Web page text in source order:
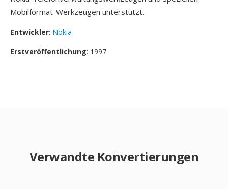
Mobilformat-Werkzeugen unterstützt.
Entwickler: Nokia
Erstveröffentlichung: 1997
Verwandte Konvertierungen